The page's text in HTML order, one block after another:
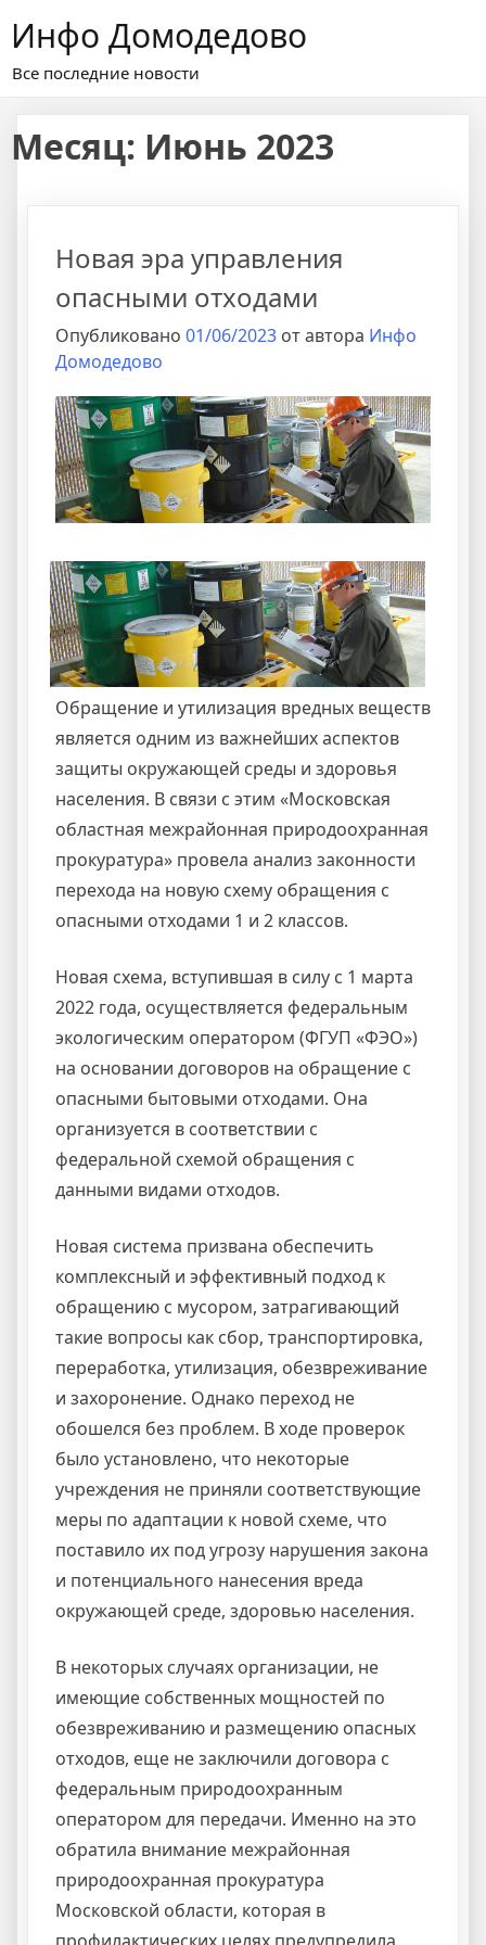
содержимому
Инфо Домодедово
Все последние новости
Месяц: Июнь 2023
Новая эра управления
опасными отходами
Опубликовано 01/06/2023 от автора Инфо
Домодедово
Обращение и утилизация вредных веществ
является одним из важнейших аспектов
защиты окружающей среды и здоровья
населения. В связи с этим «Московская
областная межрайонная природоохранная
прокуратура» провела анализ законности
перехода на новую схему обращения с
опасными отходами 1 и 2 классов.
Новая схема, вступившая в силу с 1 марта
2022 года, осуществляется федеральным
экологическим оператором (ФГУП «ФЭО»)
на основании договоров на обращение с
опасными бытовыми отходами. Она
организуется в соответствии с
федеральной схемой обращения с
данными видами отходов.
Новая система призвана обеспечить
комплексный и эффективный подход к
обращению с мусором, затрагивающий
такие вопросы как сбор, транспортировка,
переработка, утилизация, обезвреживание
и захоронение. Однако переход не
обошелся без проблем. В ходе проверок
было установлено, что некоторые
учреждения не приняли соответствующие
меры по адаптации к новой схеме, что
поставило их под угрозу нарушения закона
и потенциального нанесения вреда
окружающей среде, здоровью населения.
В некоторых случаях организации, не
имеющие собственных мощностей по
обезвреживанию и размещению опасных
отходов, еще не заключили договора с
федеральным природоохранным
оператором для передачи. Именно на это
обратила внимание межрайонная
природоохранная прокуратура
Московской области, которая в